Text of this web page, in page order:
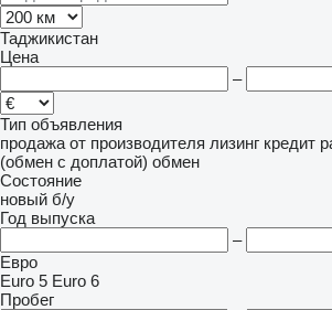
Таджикистан
Цена
–
Тип объявления
продажа от производителя лизинг кредит
(обмен с доплатой) обмен
Состояние
новый б/у
Год выпуска
–
Евро
Euro 5 Euro 6
Пробег